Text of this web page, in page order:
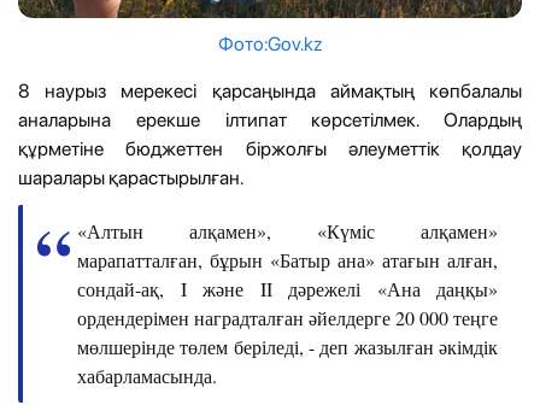
Фото:Gov.kz
8 наурыз мерекесі қарсаңында аймақтың көпбалалы
аналарына ерекше ілтипат көрсетілмек. Олардың
құрметіне бюджеттен біржолғы әлеуметтік қолдау
шаралары қарастырылған.
«Алтын алқамен», «Күміс алқамен»
марапатталған, бұрын «Батыр ана» атағын алған,
сондай-ақ, I және II дәрежелі «Ана даңқы»
ордендерімен наградталған әйелдерге 20 000 теңге
мөлшерінде төлем беріледі, - деп жазылған әкімдік
хабарламасында.